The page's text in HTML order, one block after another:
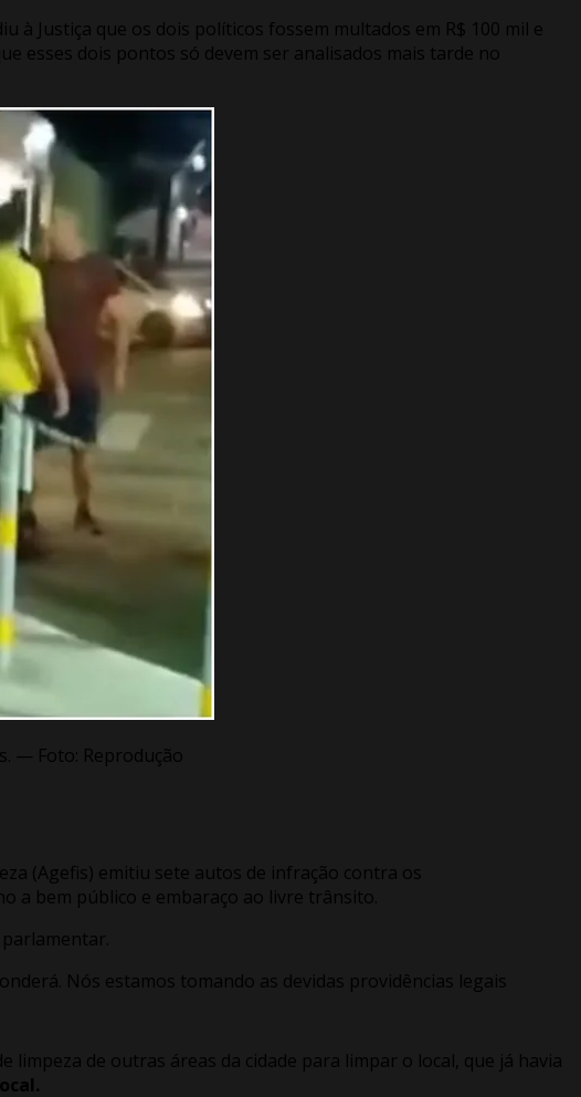
Justiça que os dois políticos fossem multados em R$ 100 mil e
esses dois pontos só devem ser analisados mais tarde no
— Foto: Reprodução
(Agefis) emitiu sete autos de infração contra os
a bem público e embaraço ao livre trânsito.
Nós estamos tomando as devidas providências legais
de outras áreas da cidade para limpar o local, que já havia